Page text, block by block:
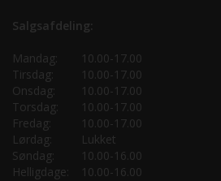
Salgsafdeling:
Mandag:
10.00-17.00
Tirsdag:
10.00-17.00
Onsdag:
10.00-17.00
Torsdag:
10.00-17.00
Fredag:
10.00-17.00
Lørdag:
Lukket
Søndag:
10.00-16.00
Helligdage:
10.00-16.00